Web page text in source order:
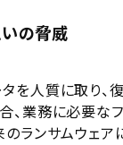
の脅威
タを人質に取り
、業務に必要な
のランサムウ